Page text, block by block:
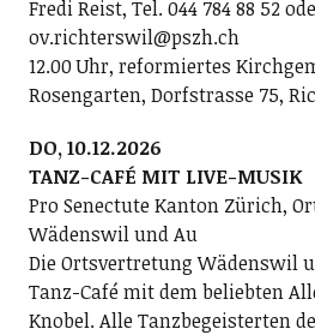
Fredi Reist, Tel. 044 784 88 52
ov.richterswil@pszh.ch
12.00 Uhr, reformiertes
Rosengarten, Dorfstrasse 75,
DO, 10.12.2026
TANZ-CAFÉ MIT LIVE-MUSIK
Pro Senectute Kanton Zürich,
Wädenswil und Au
Die Ortsvertretung Wädenswil
Tanz-Café mit dem beliebten
Knobel. Alle Tanzbegeisterten